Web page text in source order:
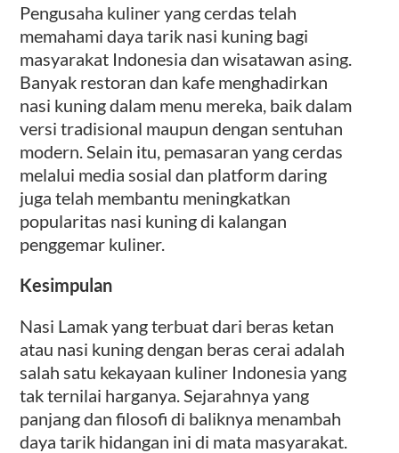
Pengusaha kuliner yang cerdas telah
memahami daya tarik nasi kuning bagi
masyarakat Indonesia dan wisatawan asing.
Banyak restoran dan kafe menghadirkan
nasi kuning dalam menu mereka, baik dalam
versi tradisional maupun dengan sentuhan
modern. Selain itu, pemasaran yang cerdas
melalui media sosial dan platform daring
juga telah membantu meningkatkan
popularitas nasi kuning di kalangan
penggemar kuliner.
Kesimpulan
Nasi Lamak yang terbuat dari beras ketan
atau nasi kuning dengan beras cerai adalah
salah satu kekayaan kuliner Indonesia yang
tak ternilai harganya. Sejarahnya yang
panjang dan filosofi di baliknya menambah
daya tarik hidangan ini di mata masyarakat.